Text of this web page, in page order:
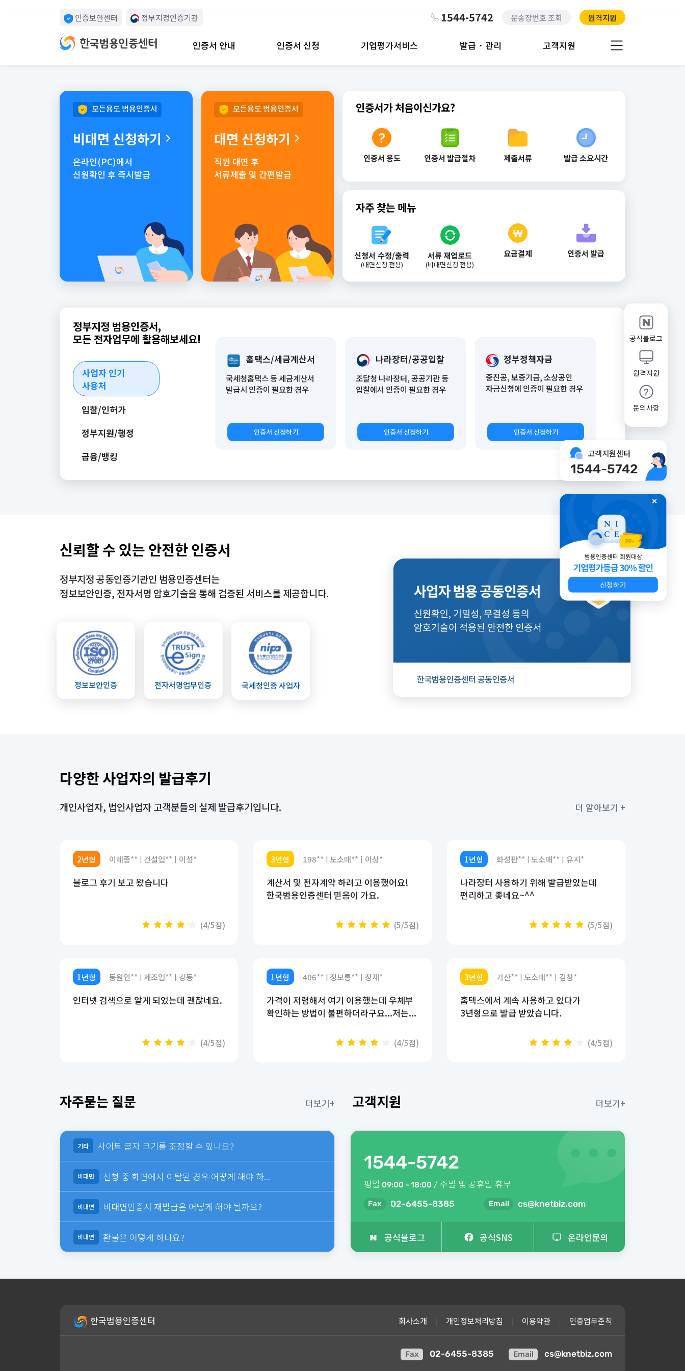
공식블로그
원격지원
문의사항
고객지원센터
1544-5742
✕
인증보안센터 정부지정인증기관 1544-5742 운송장번호 조회 원격지원
인증서 안내 인증서 신청 기업평가서비스 발급 · 관리 고객지원
모든용도 범용인증서
비대면 신청하기
온라인(PC)에서
신원확인 후 즉시발급
모든용도 범용인증서
대면 신청하기
직원 대면 후
서류제출 및 간편발급
인증서가 처음이신가요?
인증서 용도 인증서 발급절차 제출서류 발급 소요시간
자주 찾는 메뉴
신청서 수정/출력
(대면신청 전용)
서류 재업로드
(비대면신청 전용)
요금결제 인증서 발급
정부지정 범용인증서,
모든 전자업무에 활용해보세요!
사업자 인기
사용처
입찰/인허가
정부지원/행정
금융/뱅킹
홈택스/세금계산서
국세청홈택스 등 세금계산서
발급시 인증이 필요한 경우
인증서 신청하기
나라장터/공공입찰
조달청 나라장터, 공공기관 등
입찰에서 인증이 필요한 경우
인증서 신청하기
정부정책자금
중진공, 보증기금, 소상공인
자금신청에 인증이 필요한 경우
인증서 신청하기
신뢰할 수 있는 안전한 인증서
정부지정 공동인증기관인 범용인증센터는
정보보안인증, 전자서명 암호기술을 통해 검증된 서비스를 제공합니다.
정보보안인증 전자서명업무인증 국세청인증 사업자
다양한 사업자의 발급후기
개인사업자, 법인사업자 고객분들의 실제 발급후기입니다. 더 알아보기 +
2년형 이레종** | 건설업** | 이성*
블로그 후기 보고 왔습니다
(4/5점)
3년형 198** | 도소매** | 이상*
계산서 및 전자계약 하려고 이용했어요!
한국범용인증센터 믿음이 가요.
(5/5점)
1년형 화성판** | 도소매** | 유지*
나라장터 사용하기 위해 발급받았는데
편리하고 좋네요~^^
(5/5점)
1년형 동원인** | 제조업** | 강동*
인터넷 검색으로 알게 되었는데 괜찮네요.
(4/5점)
1년형 406** | 정보통** | 정재*
가격이 저렴해서 여기 이용했는데 우체부
확인하는 방법이 불편하더라구요...저는...
(4/5점)
3년형 거산** | 도소매** | 김창*
홈텍스에서 계속 사용하고 있다가
3년형으로 발급 받았습니다.
(4/5점)
자주묻는 질문 더보기+
기타 사이트 글자 크기를 조정할 수 있나요?
비대면 신청 중 화면에서 이탈된 경우 어떻게 해야 하...
비대면 비대면인증서 재발급은 어떻게 해야 될까요?
비대면 환불은 어떻게 하나요?
고객지원 더보기+
1544-5742
평일 09:00 ~ 18:00 / 주말 및 공휴일 휴무
Fax 02-6455-8385 Email cs@knetbiz.com
공식블로그 공식SNS 온라인문의
한국범용인증센터 회사소개 개인정보처리방침 이용약관 인증업무준칙
Fax 02-6455-8385 Email cs@knetbiz.com